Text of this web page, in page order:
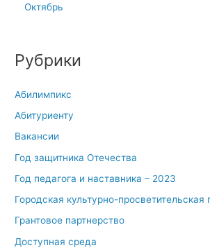
Октябрь
Рубрики
Абилимпикс
Абитуриенту
Вакансии
Год защитника Отечества
Год педагога и наставника – 2023
Городская культурно-
Грантовое партнерство
Доступная среда